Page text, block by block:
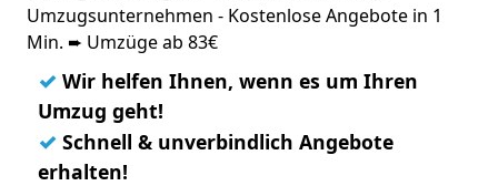
Umzugsunternehmen - Kostenlose Angebote in 1
Min. ➨ Umzüge ab 83€
✓ Wir helfen Ihnen, wenn es um Ihren
Umzug geht!
✓ Schnell & unverbindlich Angebote
erhalten!